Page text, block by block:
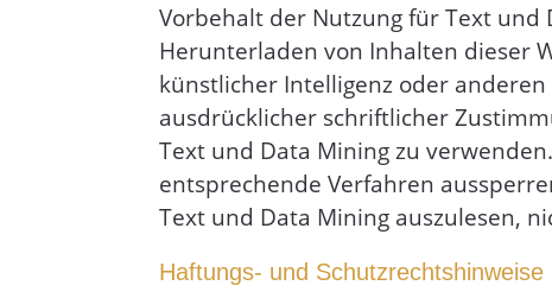
Vorbehalt der Nutzung für Text und
Herunterladen von Inhalten dieser
künstlicher Intelligenz oder
ausdrücklicher schriftlicher
Text und Data Mining zu
entsprechende Verfahren
Text und Data Mining auszulesen,
Haftungs- und Schutzrechtshinweise